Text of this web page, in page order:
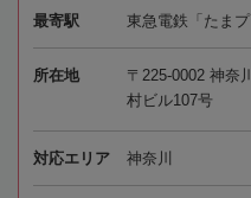
最寄駅 東急電鉄「たま
所在地
〒225-0002 神奈
村ビル107号
対応エリア 神奈川